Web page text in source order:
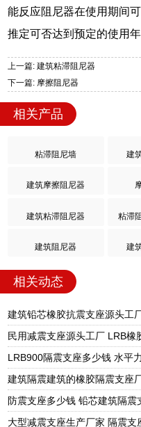
能反应阻尼器在使用期间
推定可否达到预定的使用年
上一篇: 建筑粘滞阻尼器
下一篇: 摩擦阻尼器
相关产品
粘滞阻尼墙 建
建筑摩擦阻尼器
建筑粘滞阻尼器 粘滞
建筑阻尼器 建
相关动态